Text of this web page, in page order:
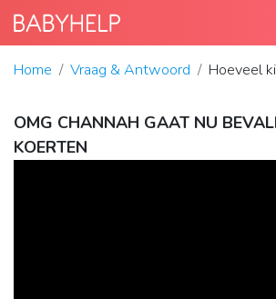
Home Vraag & Antwoord Hoeveel
OMG CHANNAH GAAT NU
KOERTEN